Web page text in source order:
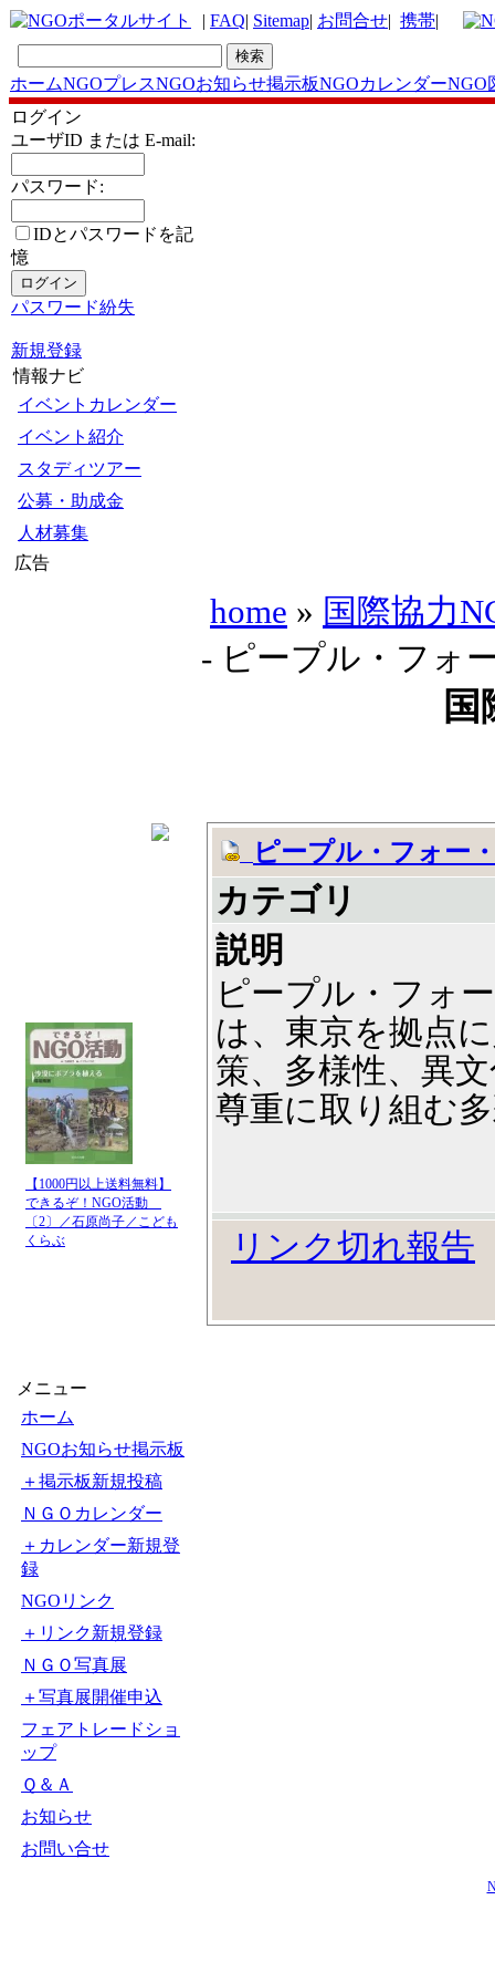
| FAQ| Sitemap| お問合せ| 携帯|
ホームNGOプレスNGOお知らせ掲示板NGOカレンダーNGO
ログイン
ユーザID または E-mail:
パスワード:
IDとパスワードを記
憶
パスワード紛失
新規登録
情報ナビ
イベントカレンダー
イベント紹介
スタディツアー
公募・助成金
人材募集
広告
【1000円以上送料無料】
できるぞ！NGO活動
〔2〕／石原尚子／こども
くらぶ
メニュー
ホーム
NGOお知らせ掲示板
＋掲示板新規投稿
ＮＧＯカレンダー
＋カレンダー新規登
録
NGOリンク
＋リンク新規登録
ＮＧＯ写真展
＋写真展開催申込
フェアトレードショ
ップ
Ｑ＆Ａ
お知らせ
お問い合せ
home » 国際協力
- ピープル・フォ
国
ピープル・フォー
カテゴリ
説明
ピープル・フォ
は、東京を拠点
策、多様性、異
尊重に取り組む
リンク切れ報告